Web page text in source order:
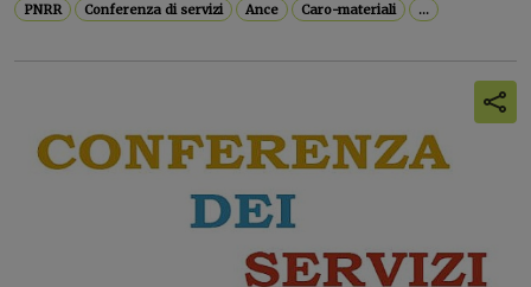
PNRR Conferenza di servizi Ance Caro-materiali ...